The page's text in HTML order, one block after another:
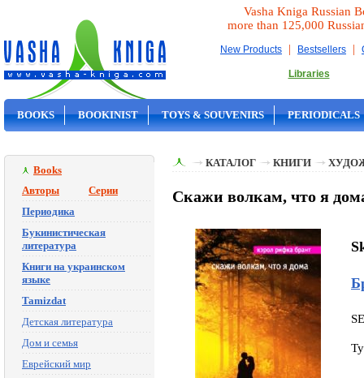
Vasha Kniga Russian
more than 125,000
New Products | Bestsellers |
Libraries
BOOKS BOOKINIST TOYS & SOUVENIRS PERIODICALS
Books
Авторы
Серии
Периодика
Букинистическая
литература
Книги на украинском
языке
Tamizdat
Детская литература
Дом и семья
Еврейский мир
КАТАЛОГ КНИГИ
Скажи волкам, что я